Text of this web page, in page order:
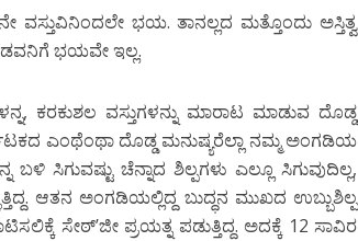
ಭಯ. ತಾನಲ್ಲದ ಮತ್ತೊಂದು ಅಸ್ತಿತ್ವ
ಭಯವೇ ಇಲ್ಲ.
ಕರಕುಶಲ ವಸ್ತುಗಳನ್ನು ಮಾರಾಟ ಮಾಡುವ ದೊಡ್ಡ
ಎಂಥೆಂಥಾ ದೊಡ್ಡ ಮನುಷ್ಯರೆಲ್ಲಾ ನಮ್ಮ ಅಂಗಡಿಯ
ಸಿಗುವಷ್ಟು ಚೆನ್ನಾದ ಶಿಲ್ಪಗಳು ಎಲ್ಲೂ ಸಿಗುವುದಿಲ್ಲ,
ಆತನ ಅಂಗಡಿಯಲ್ಲಿದ್ದ ಬುದ್ಧನ ಮುಖದ ಉಬ್ಬುಶಿಲ್ಪ
ಸೇಠ್’ಜೀ ಪ್ರಯತ್ನ ಪಡುತ್ತಿದ್ದ. ಅದಕ್ಕೆ 12 ಸಾವಿರ